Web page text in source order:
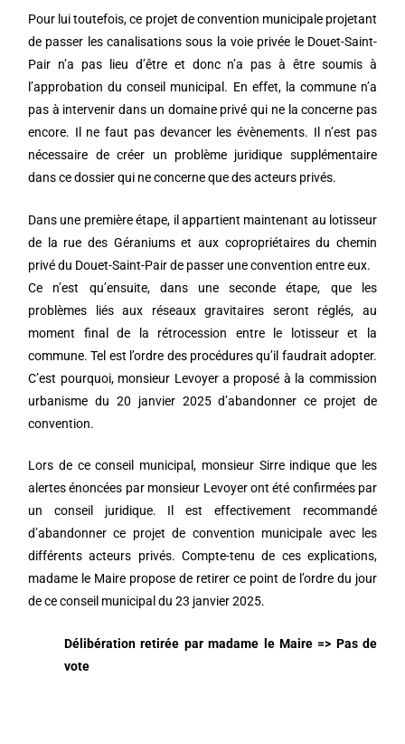
Pour lui toutefois, ce projet de convention municipale projetant
de passer les canalisations sous la voie privée le Douet-Saint-
Pair n’a pas lieu d’être et donc n’a pas à être soumis à
l’approbation du conseil municipal. En effet, la commune n’a
pas à intervenir dans un domaine privé qui ne la concerne pas
encore. Il ne faut pas devancer les évènements. Il n’est pas
nécessaire de créer un problème juridique supplémentaire
dans ce dossier qui ne concerne que des acteurs privés.
Dans une première étape, il appartient maintenant au lotisseur
de la rue des Géraniums et aux copropriétaires du chemin
privé du Douet-Saint-Pair de passer une convention entre eux.
Ce n’est qu’ensuite, dans une seconde étape, que les
problèmes liés aux réseaux gravitaires seront réglés, au
moment final de la rétrocession entre le lotisseur et la
commune. Tel est l’ordre des procédures qu’il faudrait adopter.
C’est pourquoi, monsieur Levoyer a proposé à la commission
urbanisme du 20 janvier 2025 d’abandonner ce projet de
convention.
Lors de ce conseil municipal, monsieur Sirre indique que les
alertes énoncées par monsieur Levoyer ont été confirmées par
un conseil juridique. Il est effectivement recommandé
d’abandonner ce projet de convention municipale avec les
différents acteurs privés. Compte-tenu de ces explications,
madame le Maire propose de retirer ce point de l’ordre du jour
de ce conseil municipal du 23 janvier 2025.
Délibération retirée par madame le Maire => Pas de
vote